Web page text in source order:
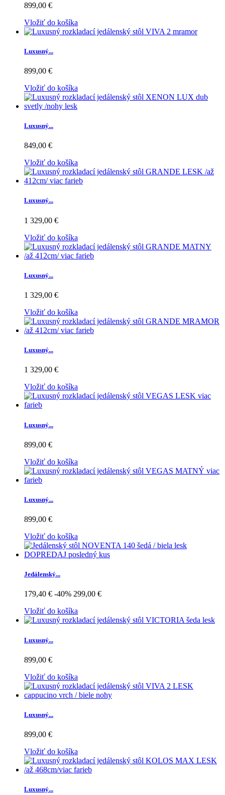
899,00 €
Vložiť do košíka
Luxusný...
899,00 €
Vložiť do košíka
Luxusný...
849,00 €
Vložiť do košíka
Luxusný...
1 329,00 €
Vložiť do košíka
Luxusný...
1 329,00 €
Vložiť do košíka
Luxusný...
1 329,00 €
Vložiť do košíka
Luxusný...
899,00 €
Vložiť do košíka
Luxusný...
899,00 €
Vložiť do košíka
Jedálenský...
179,40 € -40% 299,00 €
Vložiť do košíka
Luxusný...
899,00 €
Vložiť do košíka
Luxusný...
899,00 €
Vložiť do košíka
Luxusný...